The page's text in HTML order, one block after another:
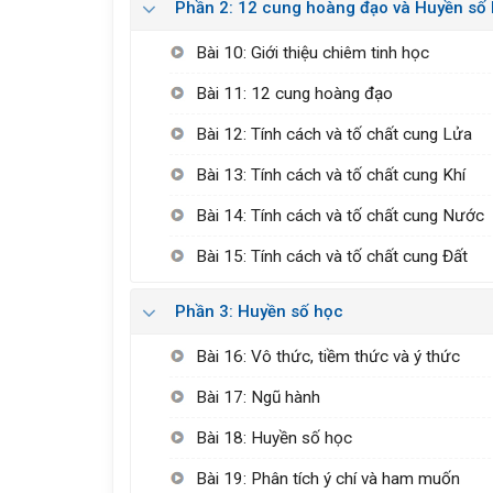
Phần 2: 12 cung hoàng đạo và Huyền
Bài 10: Giới thiệu chiêm tinh học
Bài 11: 12 cung hoàng đạo
Bài 12: Tính cách và tố chất cung Lửa
Bài 13: Tính cách và tố chất cung Khí
Bài 14: Tính cách và tố chất cung Nước
Bài 15: Tính cách và tố chất cung Đất
Phần 3: Huyền số học
Bài 16: Vô thức, tiềm thức và ý thức
Bài 17: Ngũ hành
Bài 18: Huyền số học
Bài 19: Phân tích ý chí và ham muốn